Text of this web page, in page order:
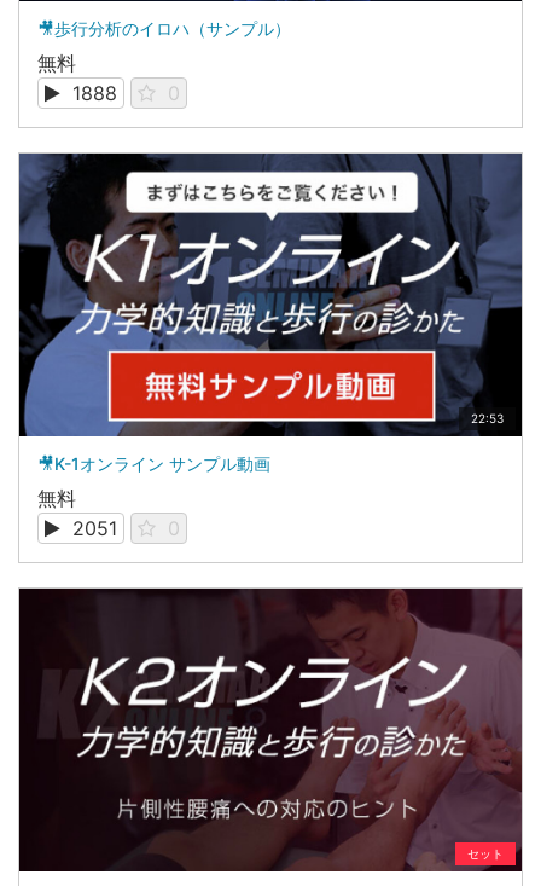
🎥歩行分析のイロハ（サンプル）
無料
1888
0
22:53
🎥K-1オンライン サンプル動画
無料
2051
0
セット